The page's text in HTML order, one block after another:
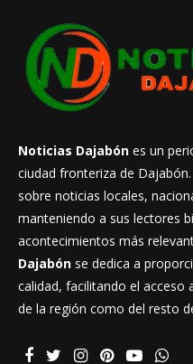
Noticias Dajabón es un
ciudad fronteriza de
sobre noticias locales,
manteniendo a sus lectores
acontecimientos más
Dajabón se dedica a
calidad, facilitando el
de la región como del resto